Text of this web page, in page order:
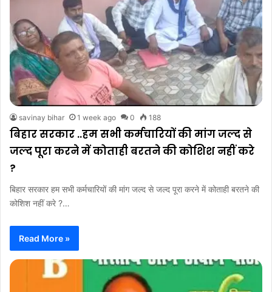
savinay bihar 1 week ago 0 188
बिहार सरकार ..हम सभी कर्मचारियों की मांग जल्द से
जल्द पूरा करने में कोताही बरतने की कोशिश नहीं करे
?
बिहार सरकार हम सभी कर्मचारियों की मांग जल्द से जल्द पूरा करने में कोताही बरतने की
कोशिश नहीं करे ?…
Read More »